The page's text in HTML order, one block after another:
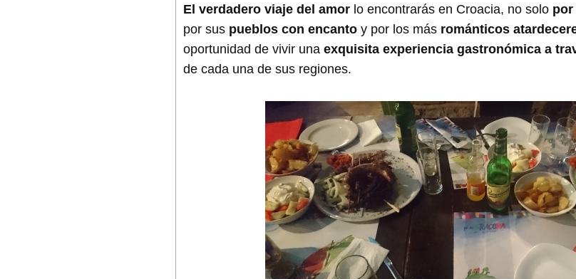
El verdadero viaje del amor lo encontrarás en Croacia, no solo por
por sus pueblos con encanto y por los más románticos
oportunidad de vivir una exquisita experiencia gastronómica a
de cada una de sus regiones.